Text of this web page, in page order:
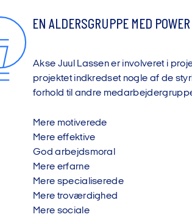
EN ALDERSGRUPPE MED POWER
Akse Juul Lassen er involveret i
projektet indkredset nogle af de
forhold til andre
Mere motiverede
Mere effektive
God arbejdsmoral
Mere erfarne
Mere specialiserede
Mere troværdighed
Mere sociale